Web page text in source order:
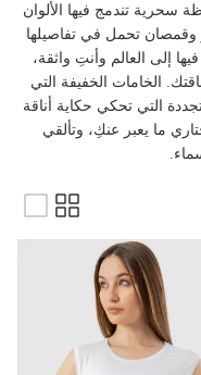
سحرية تندمج فيها الألوان
وقمصان تحمل في تفاصيلها
إلى العالم وأنتِ واثقة،
الخامات الخفيفة التي
التي تحكي حكاية أناقة
ما يعبر عنكِ، وتألقي